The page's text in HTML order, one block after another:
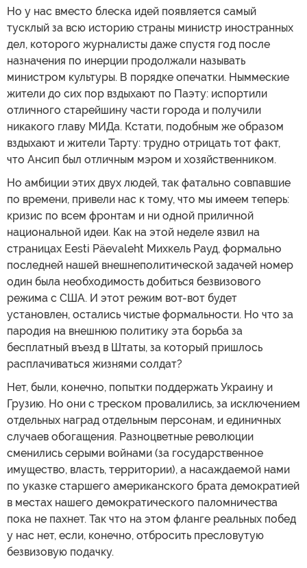
Но у нас вместо блеска идей появляется самый
тусклый за всю историю страны министр иностранных
дел, которого журналисты даже спустя год после
назначения по инерции продолжали называть
министром культуры. В порядке опечатки. Ныммеские
жители до сих пор вздыхают по Паэту: испортили
отличного старейшину части города и получили
никакого главу МИДа. Кстати, подобным же образом
вздыхают и жители Тарту: трудно отрицать тот факт,
что Ансип был отличным мэром и хозяйственником.
Но амбиции этих двух людей, так фатально совпавшие
по времени, привели нас к тому, что мы имеем теперь:
кризис по всем фронтам и ни одной приличной
национальной идеи. Как на этой неделе язвил на
страницах Eesti Päevaleht Михкель Рауд, формально
последней нашей внешнеполитической задачей номер
один была необходимость добиться безвизового
режима с США. И этот режим вот-вот будет
установлен, остались чистые формальности. Но что за
пародия на внешнюю политику эта борьба за
бесплатный въезд в Штаты, за который пришлось
расплачиваться жизнями солдат?
Нет, были, конечно, попытки поддержать Украину и
Грузию. Но они с треском провалились, за исключением
отдельных наград отдельным персонам, и единичных
случаев обогащения. Разноцветные революции
сменились серыми войнами (за государственное
имущество, власть, территории), а насаждаемой нами
по указке старшего американского брата демократией
в местах нашего демократического паломничества
пока не пахнет. Так что на этом фланге реальных побед
у нас нет, если, конечно, отбросить пресловутую
безвизовую подачку.